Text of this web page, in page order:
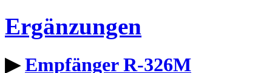
Ergänzungen
▶Empfänger R-326M